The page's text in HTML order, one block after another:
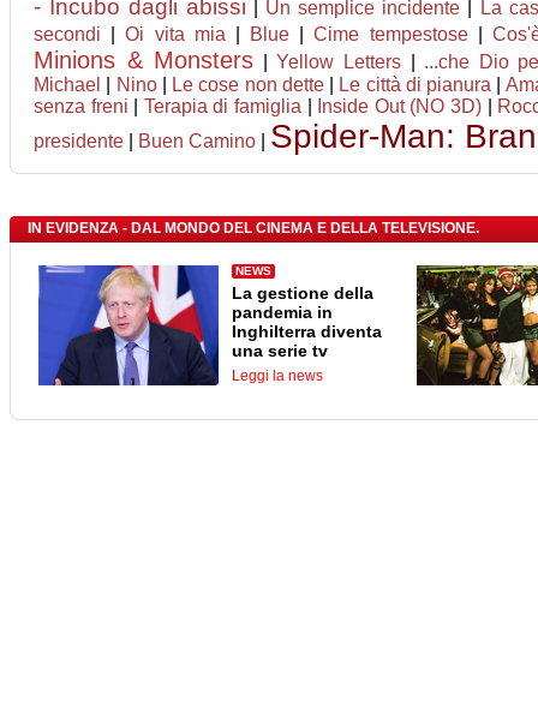
- Incubo dagli abissi Un semplice incidente
La
secondi |Oi vita mia Blue |Cime tempestose|
Minions & Monsters |Yellow Letters
...che Dio
Michael
Nino| Le cose non dette| Le città di pianura
senza freni
Terapia di famiglia Inside Out (NO 3D)
presidente
Buen Camino Spider-Man:
IN EVIDENZA - DAL MONDO DEL CINEMA E DELLA TELEVISIONE.
NEWS
La gestione della
pandemia in
Inghilterra diventa
una serie tv
Leggi la news